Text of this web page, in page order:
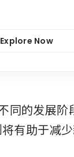
Explore Now
同的发展
有助于减